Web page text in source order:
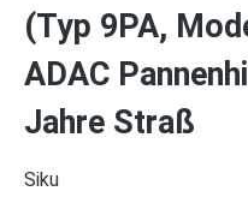
(Typ 9PA,
ADAC
Jahre Straß
Siku